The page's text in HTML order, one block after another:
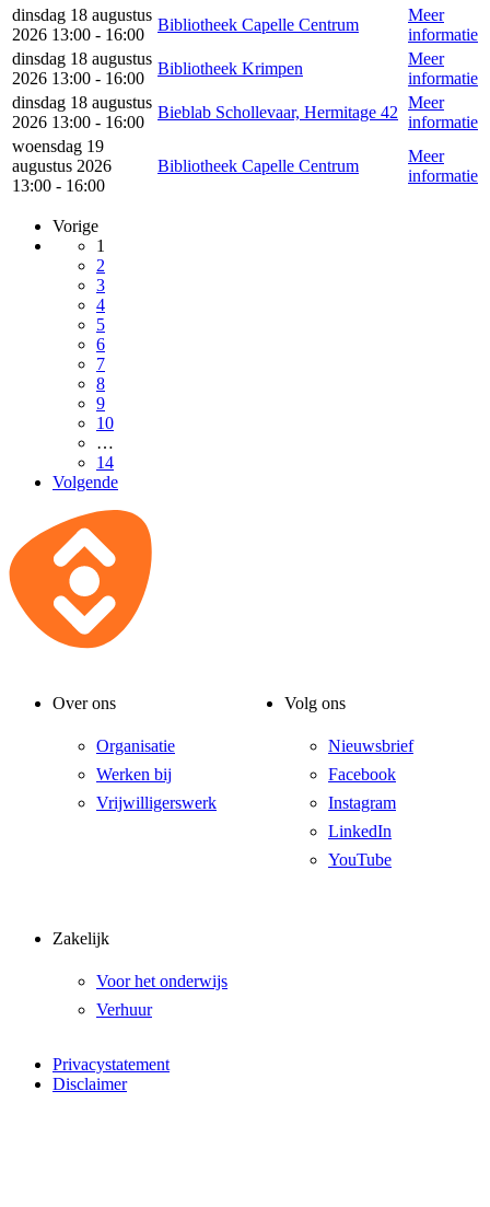
dinsdag 18 augustus
2026 13:00 - 16:00
Bibliotheek Capelle Centrum
Meer
informatie
dinsdag 18 augustus
2026 13:00 - 16:00
Bibliotheek Krimpen
Meer
informatie
dinsdag 18 augustus
2026 13:00 - 16:00
Bieblab Schollevaar, Hermitage 42
Meer
informatie
woensdag 19
augustus 2026
13:00 - 16:00
Bibliotheek Capelle Centrum
Meer
informatie
Vorige
1
2
3
4
5
6
7
8
9
10
…
14
Volgende
Over ons
Organisatie
Werken bij
Vrijwilligerswerk
Volg ons
Nieuwsbrief
Facebook
Instagram
LinkedIn
YouTube
Zakelijk
Voor het onderwijs
Verhuur
Privacystatement
Disclaimer